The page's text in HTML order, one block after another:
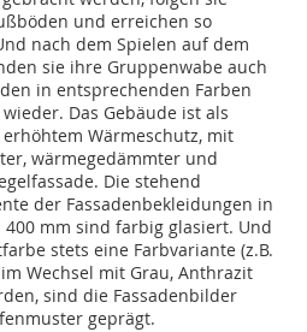
und erreichen so
nach dem Spielen auf dem
sie ihre Gruppenwabe auch
in entsprechenden Farben
Das Gebäude ist als
Wärmeschutz, mit
wärmegedämmter und
Die stehend
der Fassadenbekleidungen in
mm sind farbig glasiert. Und
stets eine Farbvariante (z.B.
Wechsel mit Grau, Anthrazit
sind die Fassadenbilder
geprägt.